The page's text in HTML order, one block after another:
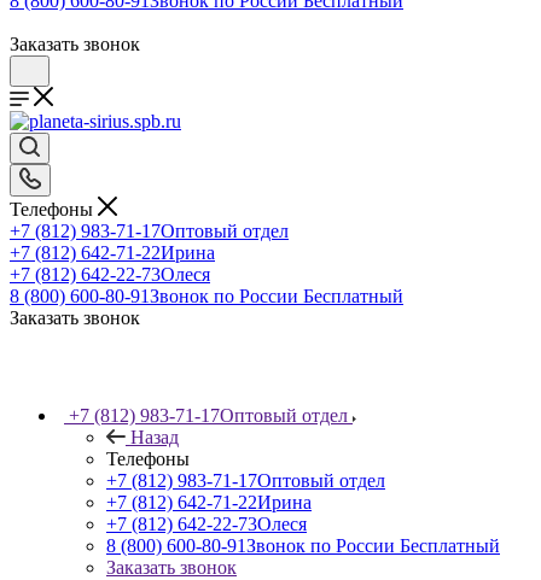
Заказать звонок
Телефоны
+7 (812) 983-71-17Оптовый отдел
+7 (812) 642-71-22Ирина
+7 (812) 642-22-73Олеся
8 (800) 600-80-91Звонок по России Бесплатный
Заказать звонок
+7 (812) 983-71-17Оптовый отдел
Назад
Телефоны
+7 (812) 983-71-17Оптовый отдел
+7 (812) 642-71-22Ирина
+7 (812) 642-22-73Олеся
8 (800) 600-80-91Звонок по России Бесплатный
Заказать звонок